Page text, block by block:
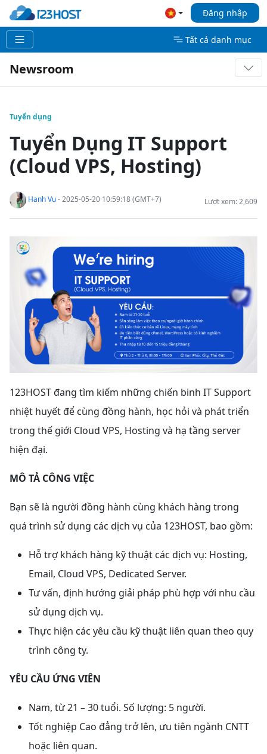
Đăng nhập
Tất cả danh mục
Newsroom
Tuyển dụng
Tuyển Dụng IT Support
(Cloud VPS, Hosting)
Lượt xem: 2,609
Hanh Vu- 2025-05-20 10:59:18 (GMT+7)
123HOST đang tìm kiếm những chiến binh IT Support
nhiệt huyết để cùng đồng hành, học hỏi và phát triển
trong thế giới Cloud VPS, Hosting và hạ tầng server
hiện đại.
MÔ TẢ CÔNG VIỆC
Bạn sẽ là người đồng hành cùng khách hàng trong
quá trình sử dụng các dịch vụ của 123HOST, bao gồm:
Hỗ trợ khách hàng kỹ thuật các dịch vụ: Hosting,
Email, Cloud VPS, Dedicated Server.
Tư vấn, định hướng giải pháp phù hợp với nhu cầu
sử dụng dịch vụ.
Thực hiện các yêu cầu kỹ thuật liên quan theo quy
trình công ty.
YÊU CẦU ỨNG VIÊN
Nam, từ 21 – 30 tuổi. Số lượng: 5 người.
Tốt nghiệp Cao đẳng trở lên, ưu tiên ngành CNTT
hoặc liên quan.